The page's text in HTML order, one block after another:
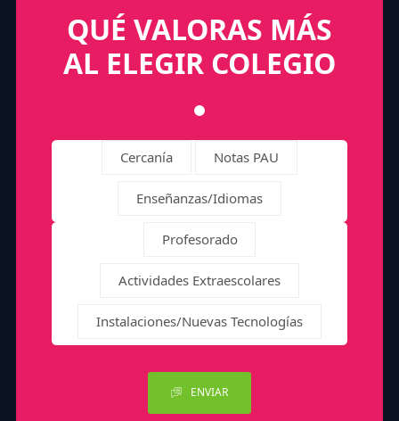
QUÉ VALORAS MÁS
AL ELEGIR COLEGIO
Cercanía Notas PAU
Enseñanzas/Idiomas
Profesorado
Actividades Extraescolares
Instalaciones/Nuevas Tecnologías
ENVIAR